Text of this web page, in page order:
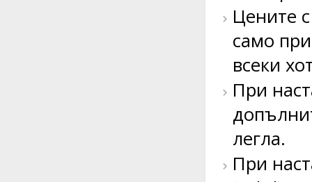
Цените
само
всеки
При
легла.
При